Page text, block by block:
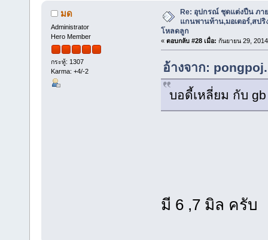
มด
Administrator
Hero Member
กระทู้: 1307
Karma: +4/-2
Re: อุปกรณ์ ชุดแต่งปืน ภา
แกนพานท้าน,มอเตอร์,สปริ
โหลดลูก
« ตอบกลับ #28 เมื่อ: กันยายน 29,
อ้างจาก:
บอดี้เหลี่ยม กับ
มี 6 ,7 มิล ครับ